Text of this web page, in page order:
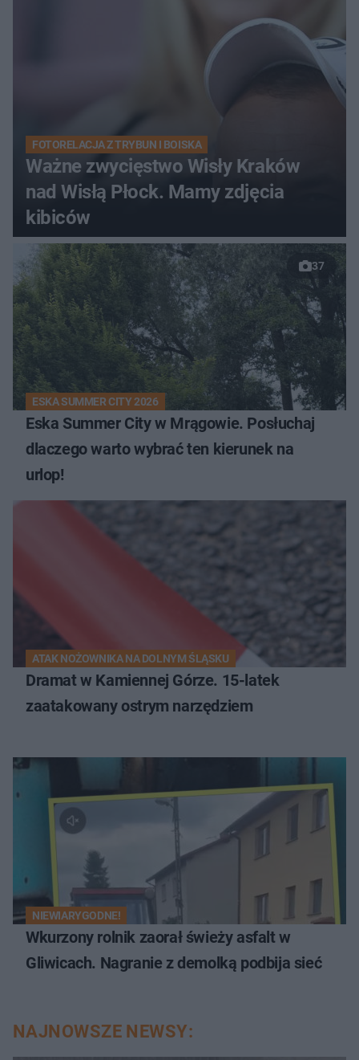
FOTORELACJA Z TRYBUN I BOISKA
Ważne zwycięstwo Wisły Kraków
nad Wisłą Płock. Mamy zdjęcia
kibiców
37
ESKA SUMMER CITY 2026
Eska Summer City w Mrągowie. Posłuchaj
dlaczego warto wybrać ten kierunek na
urlop!
ATAK NOŻOWNIKA NA DOLNYM ŚLĄSKU
Dramat w Kamiennej Górze. 15-latek
zaatakowany ostrym narzędziem
NIEWIARYGODNE!
Wkurzony rolnik zaorał świeży asfalt w
Gliwicach. Nagranie z demolką podbija sieć
NAJNOWSZE NEWSY: